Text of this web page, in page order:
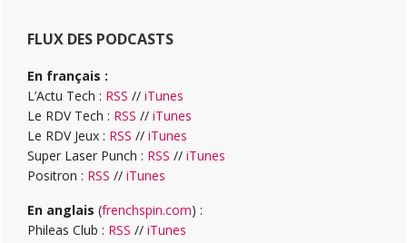
FLUX DES PODCASTS
En français :
L’Actu Tech : RSS // iTunes
Le RDV Tech : RSS // iTunes
Le RDV Jeux : RSS // iTunes
Super Laser Punch : RSS // iTunes
Positron : RSS // iTunes
En anglais (frenchspin.com) :
Phileas Club : RSS // iTunes